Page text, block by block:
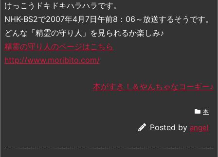
けっこうドキドキハラハラです。
NHK-BS2で2007年4月7日午前8：06～放送するそうです。
どんな「精霊の守り人」を見られるか楽しみ♪
精霊の守り人のページはこちら
http://www.moribito.com/
本がすき！＆やんちゃなコーギー♪
本
Posted by angel